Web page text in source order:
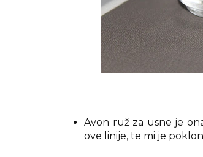
Avon ruž za usne je
ove linije, te mi je